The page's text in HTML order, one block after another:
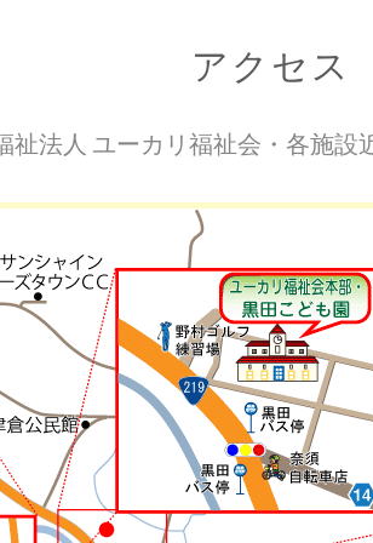
アクセス
祉法人 ユーカリ福祉会・各施設